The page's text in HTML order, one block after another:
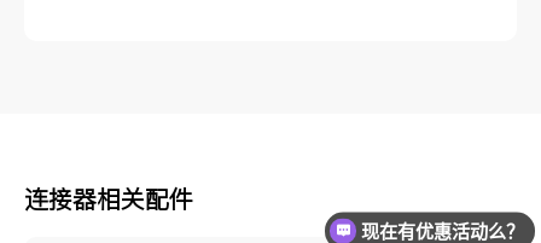
连接器相关配件
现在有优惠活动么？